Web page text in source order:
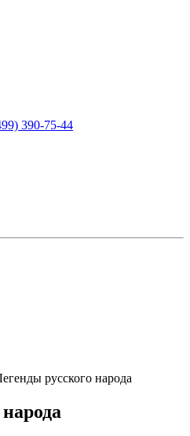
390-75-44
русского народа